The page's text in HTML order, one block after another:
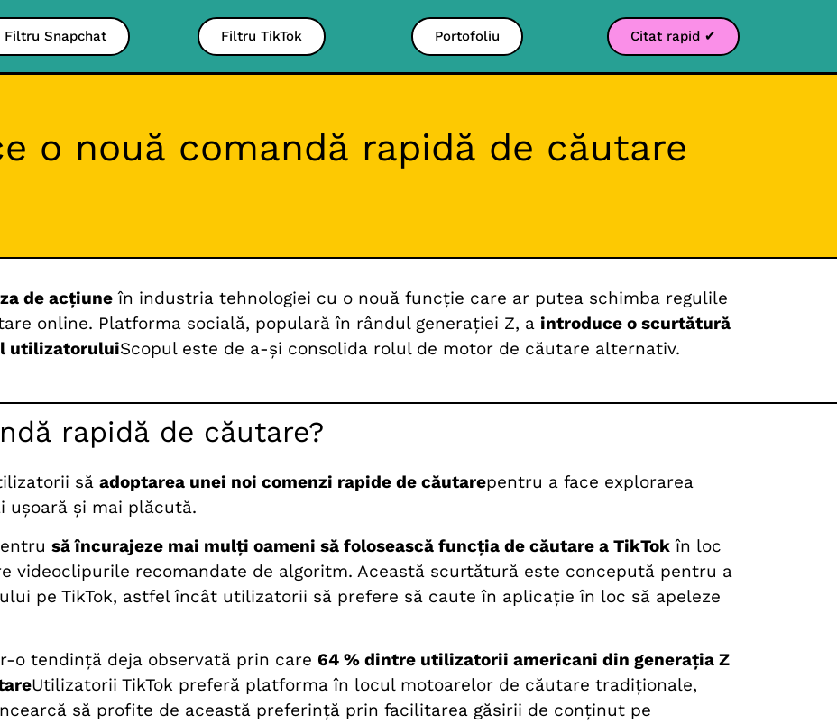
Filtru Snapchat Filtru TikTok Portofoliu Citat rapid ✔
o nouă comandă rapidă de căutare
de acțiune în industria tehnologiei cu o nouă funcție care ar putea schimba regulile
online. Platforma socială, populară în rândul generației Z, a introduce o scurtătură
utilizatoruluiScopul este de a-și consolida rolul de motor de căutare alternativ.
rapidă de căutare?
să adoptarea unei noi comenzi rapide de căutarepentru a face explorarea
și mai plăcută.
să încurajeze mai mulți oameni să folosească funcția de căutare a TikTok în loc
videoclipurile recomandate de algoritm. Această scurtătură este concepută pentru a
pe TikTok, astfel încât utilizatorii să prefere să caute în aplicație în loc să apeleze
o tendință deja observată prin care 64 % dintre utilizatorii americani din generația Z
Utilizatorii TikTok preferă platforma în locul motoarelor de căutare tradiționale,
să profite de această preferință prin facilitarea găsirii de conținut pe